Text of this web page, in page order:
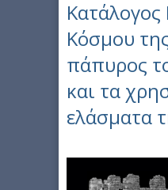
Κόσμου
πάπυρος
και τα
ελάσματα